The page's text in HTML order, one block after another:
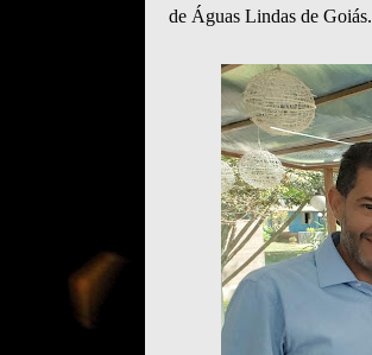
de Águas Lindas de Goiás.